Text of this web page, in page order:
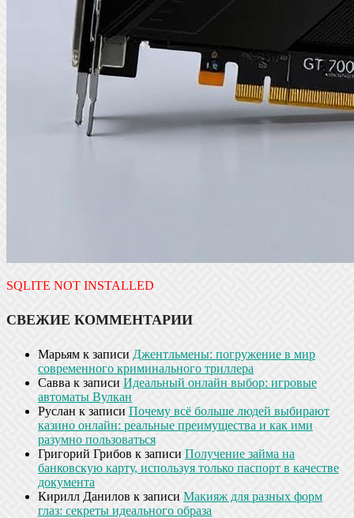
SQLITE NOT INSTALLED
СВЕЖИЕ КОММЕНТАРИИ
Марьям к записи Джентльмены: погружение в мир
современного криминального триллера
Савва к записи Идеальный онлайн выбор: игровые
автоматы Вулкан
Руслан к записи Почему всё больше людей выбирают
казино онлайн: реальные преимущества и как ими
разумно пользоваться
Григорий Грибов к записи Получение займа на
банковскую карту, используя только паспорт в качестве
документа
Кирилл Данилов к записи Макияж для разных форм
глаз: секреты идеального образа